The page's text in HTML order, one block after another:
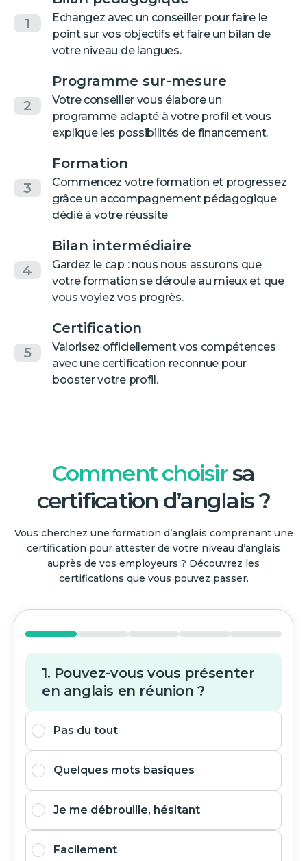
1
Echangez avec un conseiller pour faire le
point sur vos objectifs et faire un bilan de
votre niveau de langues.
2
Programme sur-mesure
Votre conseiller vous élabore un
programme adapté à votre profil et vous
explique les possibilités de financement.
3
Formation
Commencez votre formation et progressez
grâce un accompagnement pédagogique
dédié à votre réussite
4
Bilan intermédiaire
Gardez le cap : nous nous assurons que
votre formation se déroule au mieux et que
vous voyiez vos progrès.
5
Certification
Valorisez officiellement vos compétences
avec une certification reconnue pour
booster votre profil.
Comment choisirsa
certification d’anglais ?
Vous cherchez une formation d’anglais comprenant une
certification pour attester de votre niveau d’anglais
auprès de vos employeurs ? Découvrez les
certifications que vous pouvez passer.
1. Pouvez-vous vous présenter
en anglais en réunion ?
Pas du tout
Quelques mots basiques
Je me débrouille, hésitant
Facilement